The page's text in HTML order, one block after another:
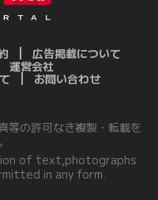
広告掲載について
運営会社
お問い合わせ
等の許可なき複製・転載を
of text,photographs
in any form.